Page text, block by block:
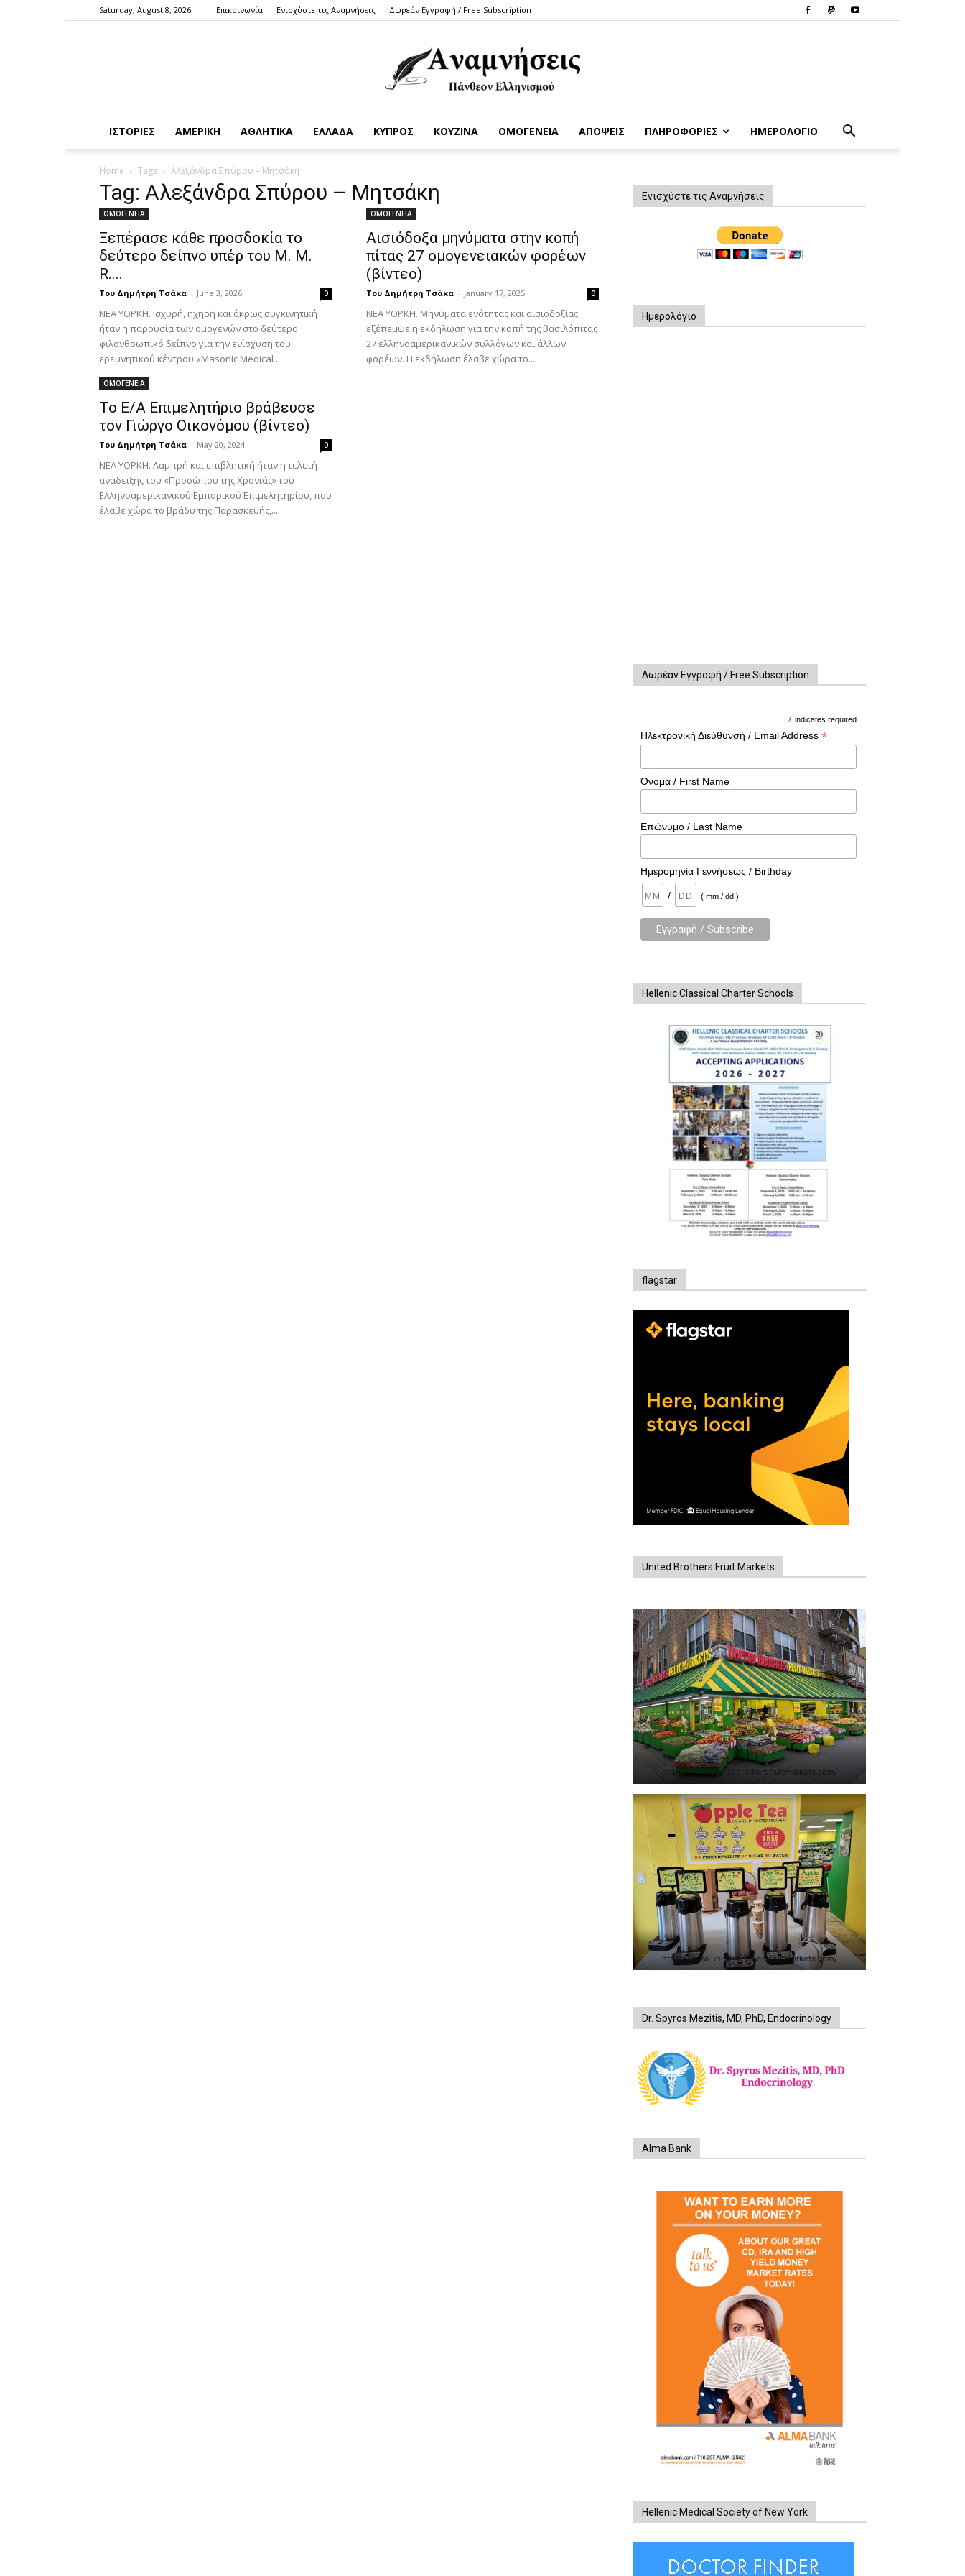
Saturday, August 8, 2026 Επικοινωνία Ενισχύστε τις Αναμνήσεις Δωρεάν Εγγραφή / Free Subscription
ΙΣΤΟΡΙΕΣ ΑΜΕΡΙΚΗ ΑΘΛΗΤΙΚΑ ΕΛΛΑΔΑ ΚΥΠΡΟΣ ΚΟΥΖΙΝΑ ΟΜΟΓΕΝΕΙΑ ΑΠΟΨΕΙΣ ΠΛΗΡΟΦΟΡΙΕΣ ΗΜΕΡΟΛΟΓΙΟ
Home Tags Αλεξάνδρα Σπύρου – Μητσάκη
Tag: Αλεξάνδρα Σπύρου – Μητσάκη
ΟΜΟΓΕΝΕΙΑ
Ξεπέρασε κάθε προσδοκία το
δεύτερο δείπνο υπέρ του M. M.
R....
Του Δημήτρη Τσάκα - June 3, 2026 0
ΝΕΑ ΥΟΡΚΗ. Ισχυρή, ηχηρή και άκρως συγκινητική
ήταν η παρουσία των ομογενών στο δεύτερο
φιλανθρωπικό δείπνο για την ενίσχυση του
ερευνητικού κέντρου «Masonic Medical...
ΟΜΟΓΕΝΕΙΑ
Αισιόδοξα μηνύματα στην κοπή
πίτας 27 ομογενειακών φορέων
(βίντεο)
Του Δημήτρη Τσάκα - January 17, 2025 0
ΝΕΑ ΥΟΡΚΗ. Μηνύματα ενότητας και αισιοδοξίας
εξέπεμψε η εκδήλωση για την κοπή της βασιλόπιτας
27 ελληνοαμερικανικών συλλόγων και άλλων
φορέων. Η εκδήλωση έλαβε χώρα το...
ΟΜΟΓΕΝΕΙΑ
Το Ε/Α Επιμελητήριο βράβευσε
τον Γιώργο Οικονόμου (βίντεο)
Του Δημήτρη Τσάκα - May 20, 2024 0
ΝΕΑ ΥΟΡΚΗ. Λαμπρή και επιβλητική ήταν η τελετή
ανάδειξης του «Προσώπου της Χρονιάς» του
Ελληνοαμερικανικού Εμπορικού Επιμελητηρίου, που
έλαβε χώρα το βράδυ της Παρασκευής,...
Ενισχύστε τις Αναμνήσεις
Ημερολόγιο
Δωρέαν Εγγραφή / Free Subscription
* indicates required
Ηλεκτρονική Διεύθυνσή / Email Address *
Όνομα / First Name
Επώνυμο / Last Name
Ημερομηνία Γεννήσεως / Birthday
/ ( mm / dd )
Hellenic Classical Charter Schools
flagstar
United Brothers Fruit Markets
https://www.unitedbrothersfruitmarkets.com/
https://www.unitedbrothersfruitmarkets.com/
Dr. Spyros Mezitis, MD, PhD, Endocrinology
Alma Bank
Hellenic Medical Society of New York